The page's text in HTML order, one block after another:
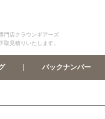
門店クラウンギアーズ
取見積りいたします。
バックナンバー